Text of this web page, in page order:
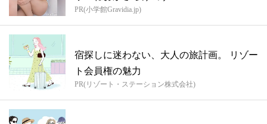
PR(小学館Gravidia.jp)
宿探しに迷わない、大人の旅計画。 リゾー
ト会員権の魅力
PR(リゾート・ステーション株式会社)